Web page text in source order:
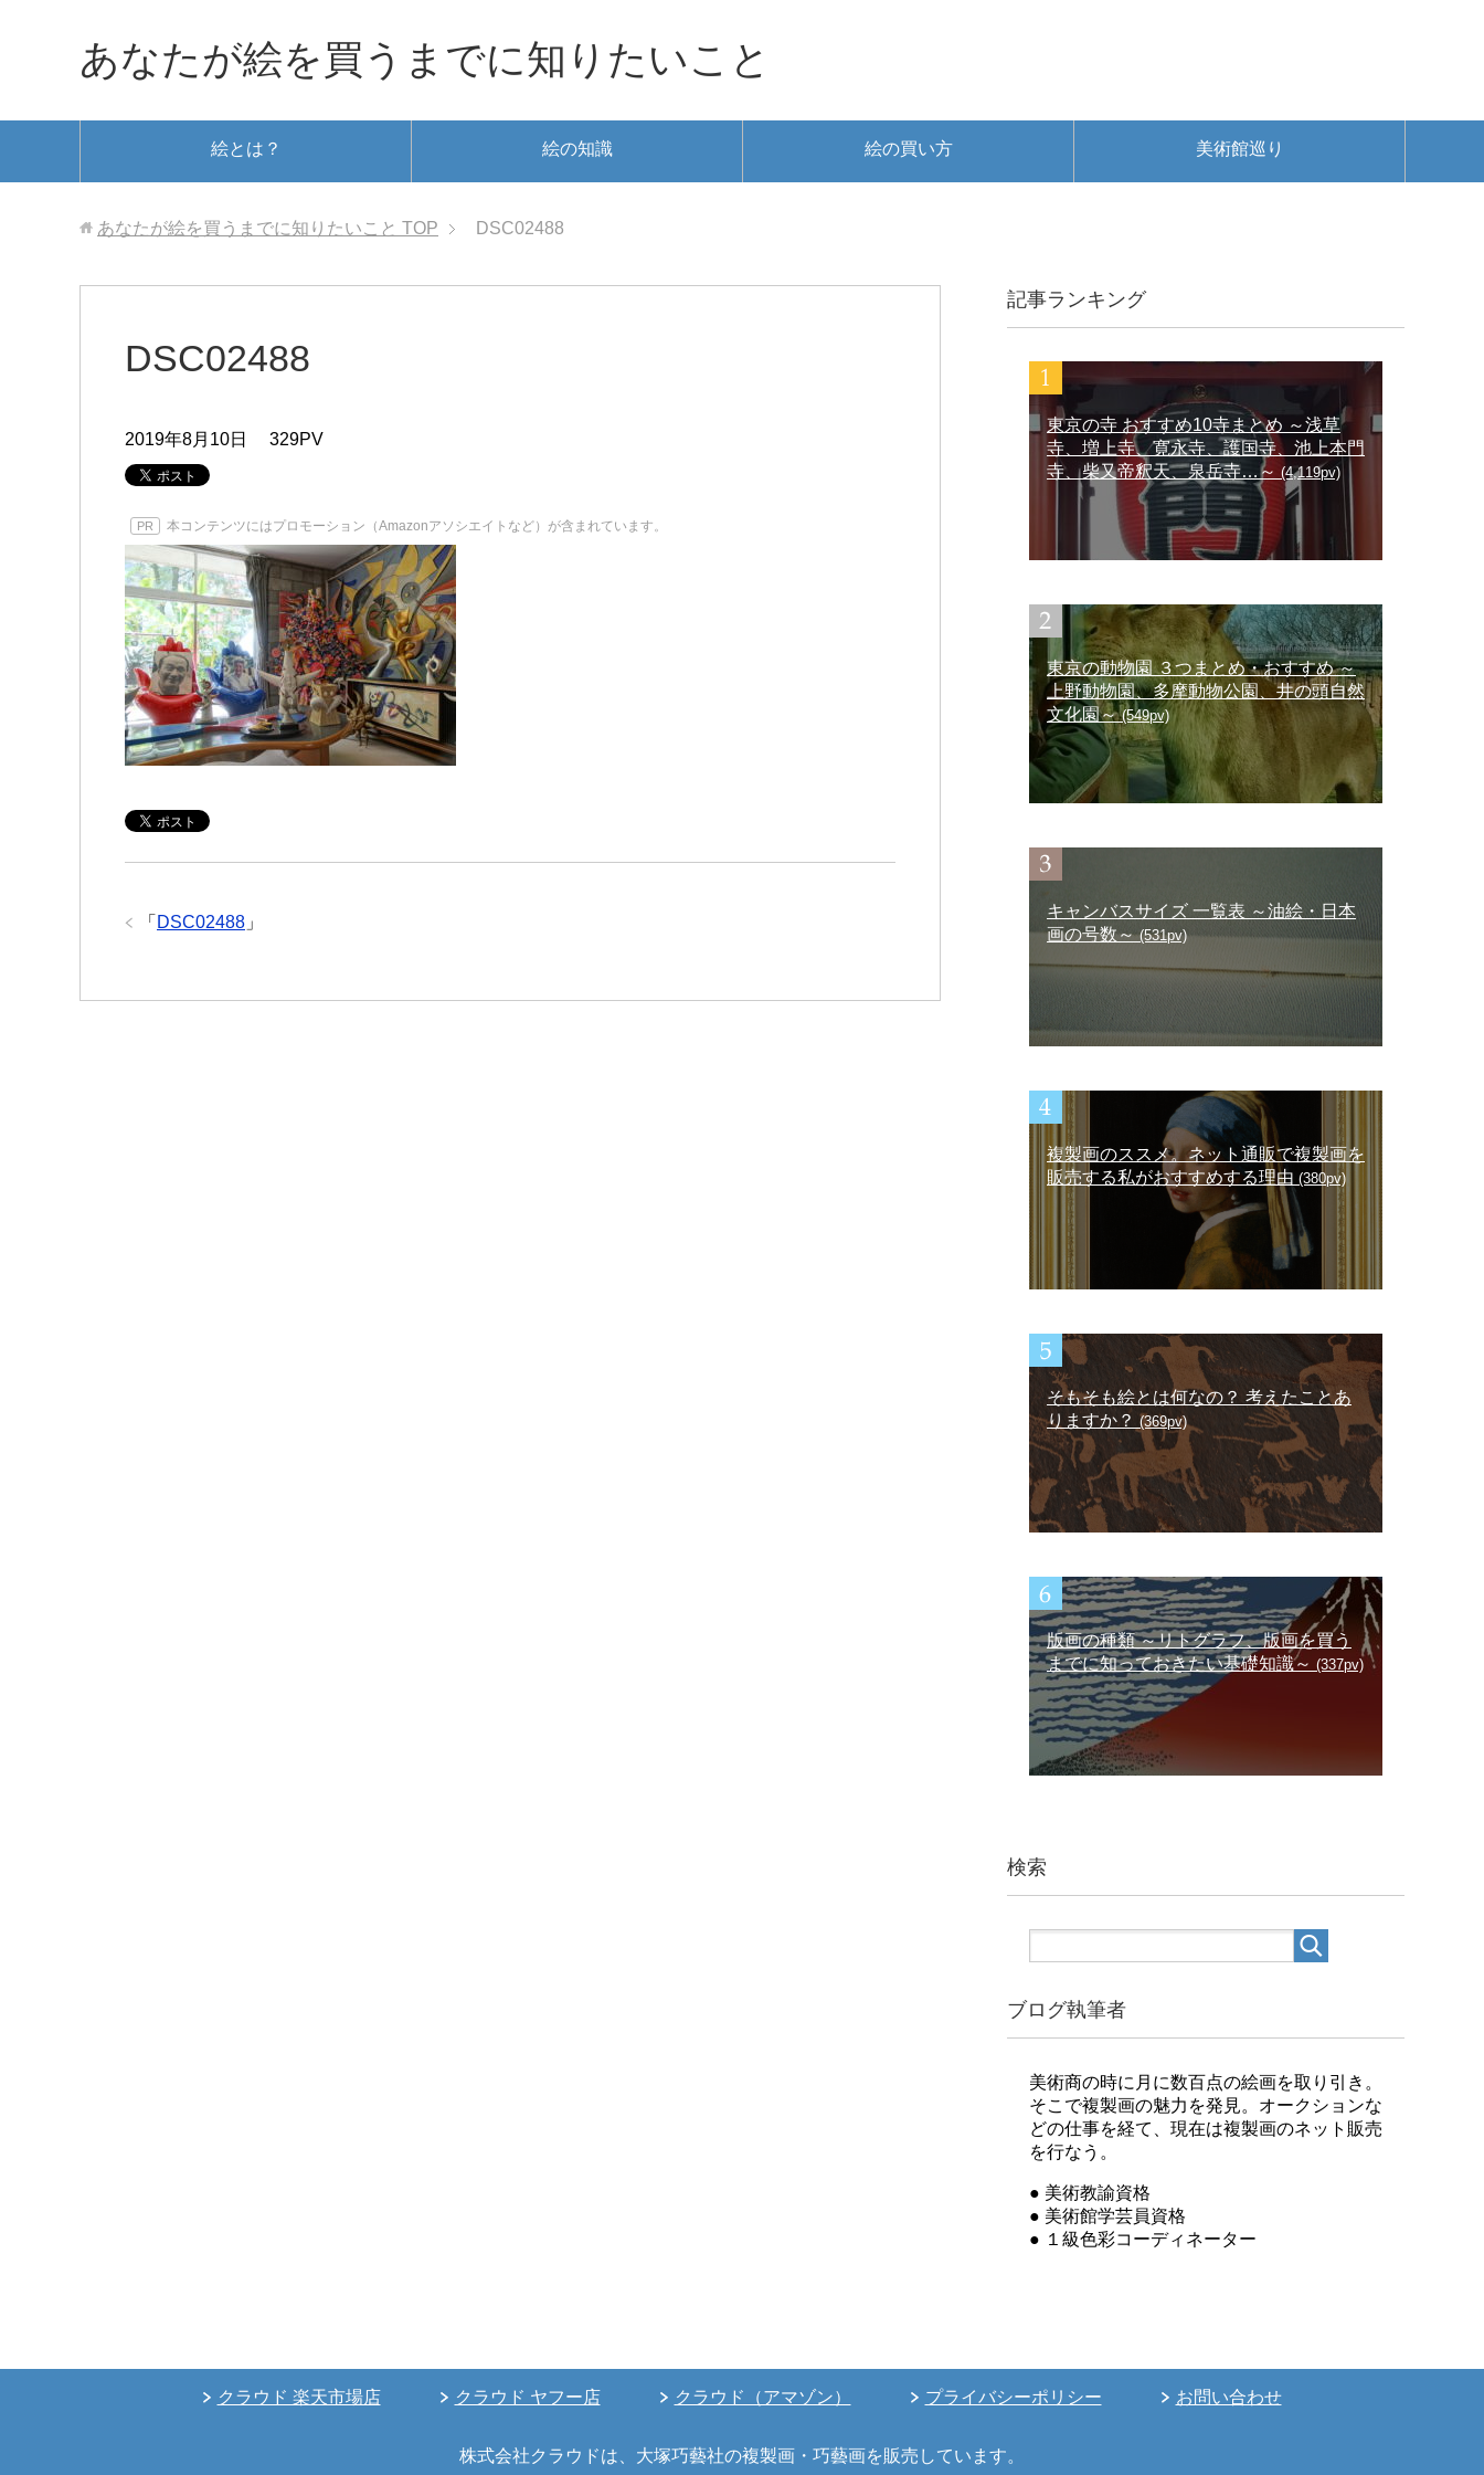
あなたが絵を買うまでに知りたいこと
絵とは？ 絵の知識 絵の買い方 美術館巡り
あなたが絵を買うまでに知りたいこと TOP DSC02488
DSC02488
2019年8月10日 329PV
PR 本コンテンツにはプロモーション（Amazonアソシエイトなど）が含まれています。
「 DSC02488 」
記事ランキング
東京の寺 おすすめ10寺まとめ ～浅草
寺、増上寺、寛永寺、護国寺、池上本門
寺、柴又帝釈天、泉岳寺…～ (4,119pv)
東京の動物園 ３つまとめ・おすすめ ～
上野動物園、多摩動物公園、井の頭自然
文化園～(549pv)
キャンバスサイズ 一覧表 ～油絵・日本
画の号数～(531pv)
複製画のススメ。ネット通販で複製画を
販売する私がおすすめする理由 (380pv)
そもそも絵とは何なの？ 考えたことあ
りますか？ (369pv)
版画の種類 ～リトグラフ、版画を買う
までに知っておきたい基礎知識～ (337pv)
検索
ブログ執筆者
美術商の時に月に数百点の絵画を取り引き。
そこで複製画の魅力を発見。オークションな
どの仕事を経て、現在は複製画のネット販売
を行なう。
● 美術教諭資格
● 美術館学芸員資格
● １級色彩コーディネーター
クラウド 楽天市場店 クラウド ヤフー店 クラウド（アマゾン） プライバシーポリシー お問い合わせ
株式会社クラウドは、大塚巧藝社の複製画・巧藝画を販売しています。